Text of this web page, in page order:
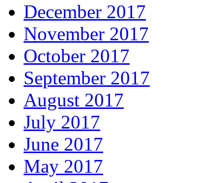
December 2017
November 2017
October 2017
September 2017
August 2017
July 2017
June 2017
May 2017